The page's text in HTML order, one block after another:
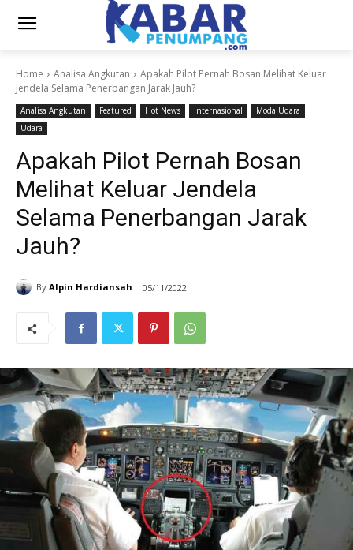
Home Analisa Angkutan
Apakah Pilot Pernah Bosan Melihat Keluar
Jendela Selama Penerbangan Jarak Jauh?
Analisa Angkutan Featured Hot News Internasional
Moda Udara
Udara
Apakah Pilot Pernah Bosan
Melihat Keluar Jendela
Selama Penerbangan Jarak
Jauh?
By Alpin Hardiansah 05/11/2022